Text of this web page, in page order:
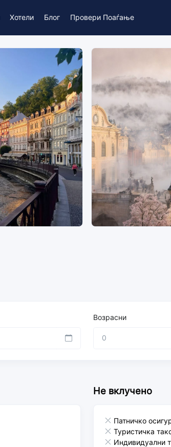
Хотели Блог Провери Поаѓање
Возрасни
Не вклучено
Патничко
Туристичка
Индивидуални